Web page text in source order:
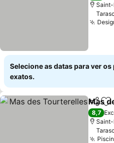
Selecione as datas para ver
exatos.
Mas
8,7